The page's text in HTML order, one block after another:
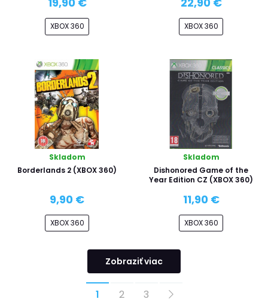
XBOX 360 XBOX 360
Skladom
Borderlands 2 (XBOX 360)
9,90 €
XBOX 360
Skladom
Dishonored Game of the
Year Edition CZ (XBOX 360)
11,90 €
XBOX 360
Zobraziť viac
1 2 3